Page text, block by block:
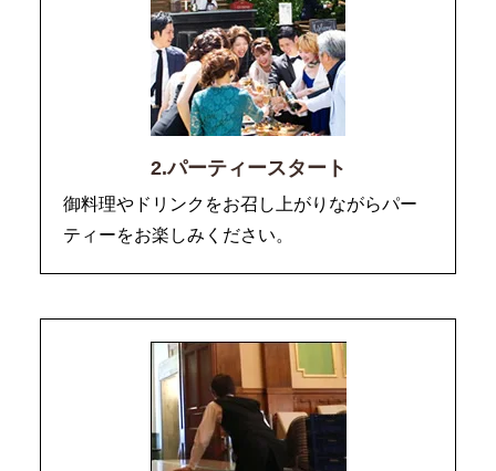
2.パーティースタート
御料理やドリンクをお召し上がりながらパー
ティーをお楽しみください。